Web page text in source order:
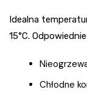
Idealna
15°C.
Chłodne